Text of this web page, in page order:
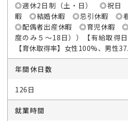
◎週休2日制（土・日） ◎祝
暇 ◎結婚休暇 ◎忌引休暇 ◎
◎配偶者出産休暇 ◎育児休暇 ◎
度のみ５～18日））【有給取得
【育休取得率】女性100%、男性
年間休日数
126日
就業時間